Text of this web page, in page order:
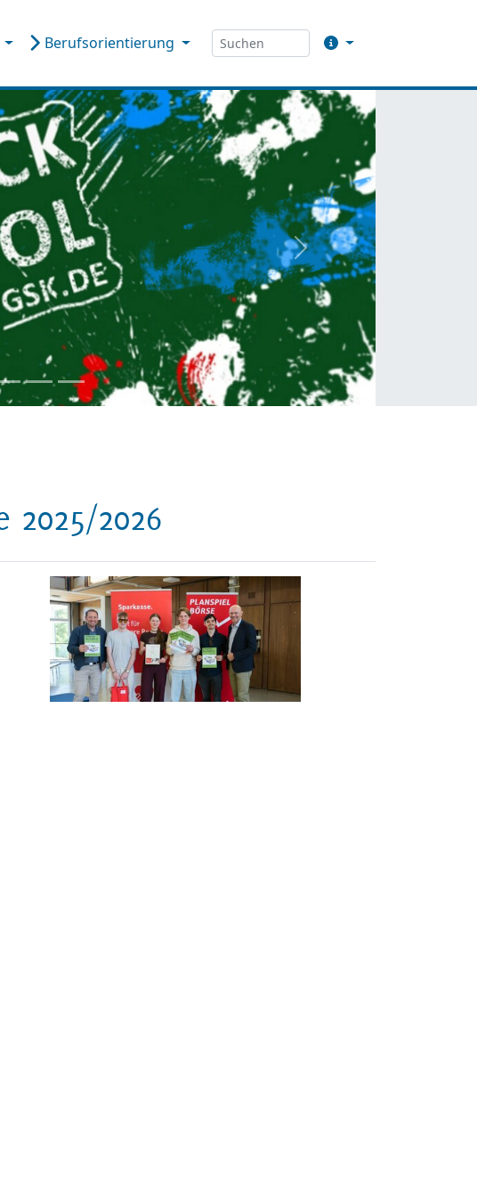
Berufsorientierung
weiter
2025/2026